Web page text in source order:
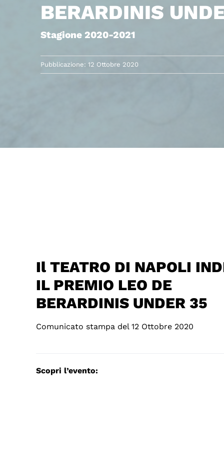
BERARDINIS
Stagione 2020-2021
Pubblicazione: 12 Ottobre 2020
Il TEATRO DI NAPOLI
IL PREMIO LEO DE
BERARDINIS UNDER 35
Comunicato stampa del 12 Ottobre 2020
Scopri l’evento: